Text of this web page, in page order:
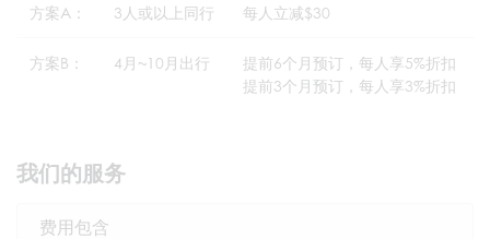
方案A： 3人或以上同行 每人立减$30
方案B： 4月~10月出行
提前6个月预订，每人享5%折扣
提前3个月预订，每人享3%折扣
我们的服务
费用包含